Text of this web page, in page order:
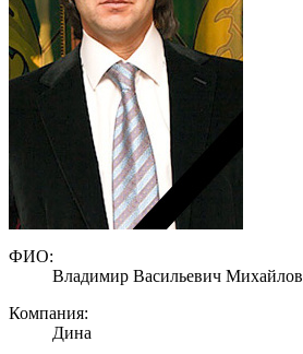
ФИО:
Владимир Васильевич Михайлов
Компания:
Дина